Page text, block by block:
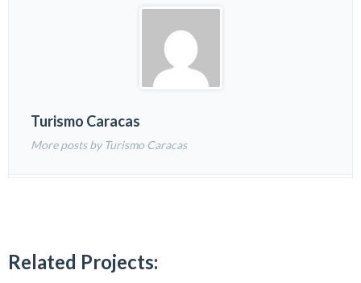
Turismo Caracas
More posts by Turismo Caracas
Related Projects: